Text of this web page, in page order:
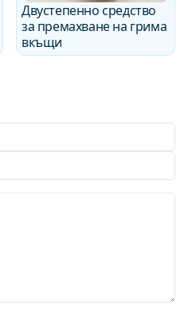
Двустепенно средство
за премахване на грима
вкъщи